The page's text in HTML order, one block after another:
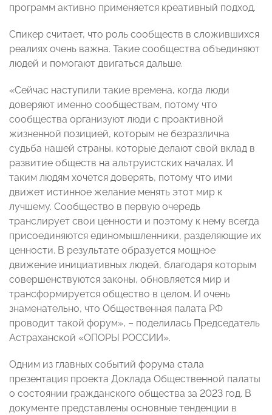
программ активно применяется креативный подход.
Спикер считает, что роль сообществ в сложившихся
реалиях очень важна. Такие сообщества объединяют
людей и помогают двигаться дальше.
«Сейчас наступили такие времена, когда люди
доверяют именно сообществам, потому что
сообщества организуют люди с проактивной
жизненной позицией, которым не безразлична
судьба нашей страны, которые делают свой вклад в
развитие обществ на альтруистских началах. И
таким людям хочется доверять, потому что ими
движет истинное желание менять этот мир к
лучшему. Сообщество в первую очередь
транслирует свои ценности и поэтому к нему всегда
присоединяются единомышленники, разделяющие их
ценности. В результате образуется мощное
движение инициативных людей, благодаря которым
совершенствуются законы, обновляется мир и
трансформируется общество в целом. И очень
знаменательно, что Общественная палата РФ
проводит такой форум», – поделилась Председатель
Астраханской «ОПОРЫ РОССИИ».
Одним из главных событий форума стала
презентация проекта Доклада Общественной палаты
о состоянии гражданского общества за 2023 год. В
документе представлены основные тенденции в